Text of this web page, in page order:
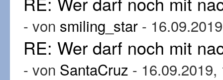
- von smiling_star -
RE: Wer darf noch mit
- von SantaCruz - 16.09.2019,